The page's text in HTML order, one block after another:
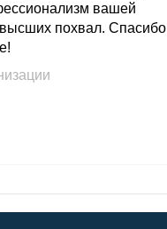
вашей
похвал. Спасибо